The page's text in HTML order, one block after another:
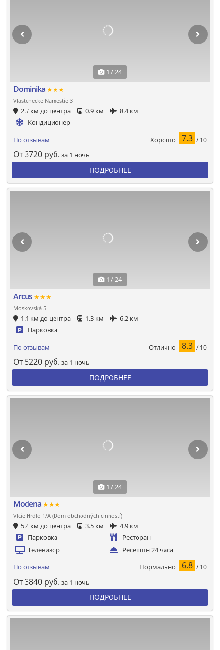
1 / 24
Dominika ★★★
Vlastenecke Namestie 3
2.7 км до центра 0.9 км
8.4 км
Кондиционер
По отзывам Хорошо 7.3 / 10
От3720 руб. за 1 ночь
ПОДРОБНЕЕ
1 / 24
Arcus ★★★
Moskovská 5
1.1 км до центра 1.3 км
6.2 км
Парковка
По отзывам Отлично 8.3 / 10
От 5220 руб. за 1 ночь
ПОДРОБНЕЕ
1 / 24
Modena ★★★
Vlcie Hrdlo 1/A (Dom obchodných cinností)
5.4 км до центра 3.5 км
4.9 км
Парковка
Ресторан
Телевизор
Ресепшн 24 часа
По отзывам Нормально 6.8 / 10
От3840 руб. за 1 ночь
ПОДРОБНЕЕ